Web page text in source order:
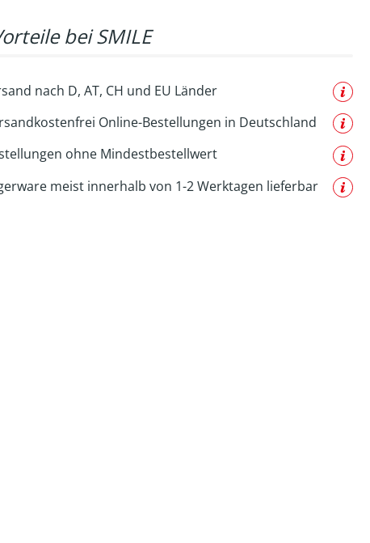
bei SMILE
nach D, AT, CH und EU Länder
Online-Bestellungen in Deutschland
ohne Mindestbestellwert
meist innerhalb von 1-2 Werktagen lieferbar